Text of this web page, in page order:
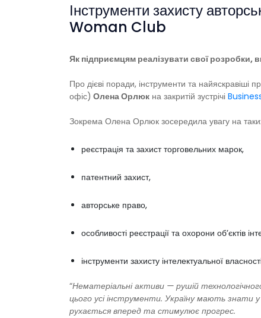
Інструменти захисту
Woman Club
Як підприємцям реалізувати свої розробки,
Про дієві поради, інструменти та найяскравіші
офіс) Олена Орлюк на закритій зустрічі
Зокрема Олена Орлюк зосередила увагу на
реєстрація та захист торговельних марок,
патентний захист,
авторське право,
особливості реєстрації та охорони об’єктів
інструменти захисту інтелектуальної
“Нематеріальні активи — рушій
цього усі інструменти. Україну мають знати у
рухається вперед та стимулює прогрес.